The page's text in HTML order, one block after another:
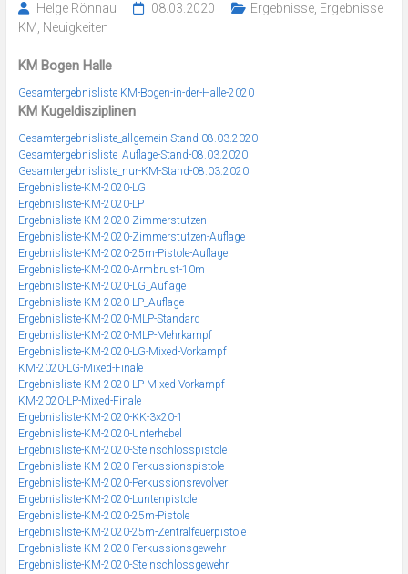
Helge Rönnau 08.03.2020 Ergebnisse, Ergebnisse
KM
Neuigkeiten
KM Bogen Halle
Gesamtergebnisliste KM-Bogen-in-der-Halle-2020
KM Kugeldisziplinen
Gesamtergebnisliste_allgemein-Stand-08.03.2020
Gesamtergebnisliste_Auflage-Stand-08.03.2020
Gesamtergebnisliste_nur-KM-Stand-08.03.2020
Ergebnisliste-KM-2020-LG
Ergebnisliste-KM-2020-LP
Ergebnisliste-KM-2020-Zimmerstutzen
Ergebnisliste-KM-2020-Zimmerstutzen-Auflage
Ergebnisliste-KM-2020-25m-Pistole-Auflage
Ergebnisliste-KM-2020-Armbrust-10m
Ergebnisliste-KM-2020-LG_Auflage
Ergebnisliste-KM-2020-LP_Auflage
Ergebnisliste-KM-2020-MLP-Standard
Ergebnisliste-KM-2020-MLP-Mehrkampf
Ergebnisliste-KM-2020-LG-Mixed-Vorkampf
KM-2020-LG-Mixed-Finale
Ergebnisliste-KM-2020-LP-Mixed-Vorkampf
KM-2020-LP-Mixed-Finale
Ergebnisliste-KM-2020-KK-3×20-1
Ergebnisliste-KM-2020-Unterhebel
Ergebnisliste-KM-2020-Steinschlosspistole
Ergebnisliste-KM-2020-Perkussionspistole
Ergebnisliste-KM-2020-Perkussionsrevolver
Ergebnisliste-KM-2020-Luntenpistole
Ergebnisliste-KM-2020-25m-Pistole
Ergebnisliste-KM-2020-25m-Zentralfeuerpistole
Ergebnisliste-KM-2020-Perkussionsgewehr
Ergebnisliste-KM-2020-Steinschlossgewehr